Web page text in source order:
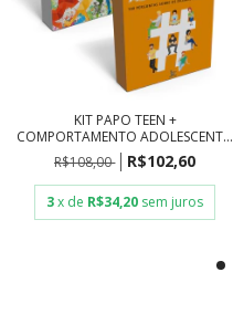
KIT PAPO TEEN +
COMPORTAMENTO ADOLESCENT...
R$108,00
R$102,60
3x de R$34,20 sem juros